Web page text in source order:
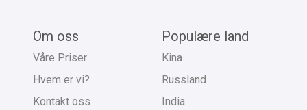
Om oss
Våre Priser
Hvem er vi?
Kontakt oss
Populære land
Kina
Russland
India